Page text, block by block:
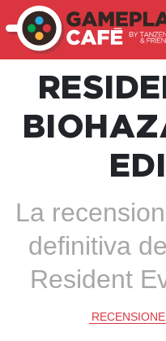
La
definitiva
Resident
RECENSIONE